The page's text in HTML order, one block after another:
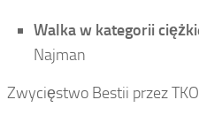
Walka w kategorii
Najman
Zwycięstwo Bestii przez